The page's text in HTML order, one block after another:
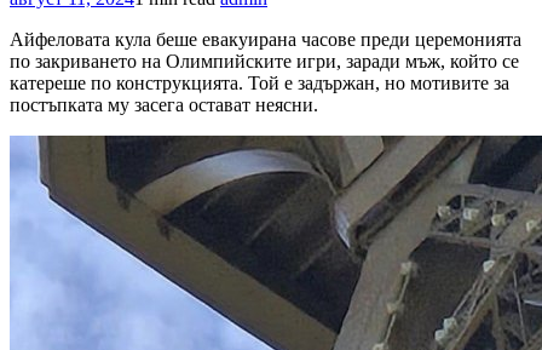
Айфеловата кула беше евакуирана часове преди церемонията
по закриването на Олимпийските игри, заради мъж, който се
катереше по конструкцията. Той е задържан, но мотивите за
постъпката му засега остават неясни.